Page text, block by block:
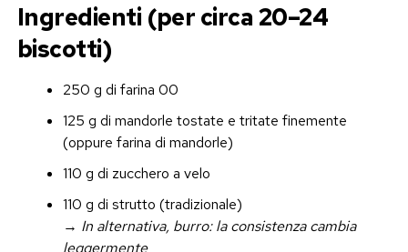
Ingredienti (per circa 20–24
biscotti)
250 g di farina 00
125 g di mandorle tostate e tritate finemente
(oppure farina di mandorle)
110 g di zucchero a velo
110 g di strutto (tradizionale)
→ In alternativa, burro: la consistenza cambia
leggermente